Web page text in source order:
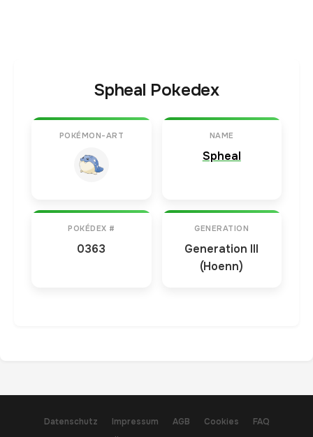
Spheal Pokedex
POKÉMON-ART NAME
Spheal
POKÉDEX #
0363
GENERATION
Generation III
(Hoenn)
Datenschutz Impressum AGB Cookies
FAQ